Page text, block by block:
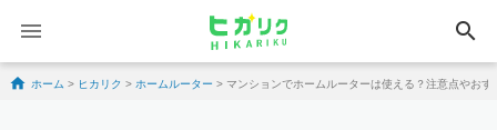
search
Skip to content
ホーム > ヒカリク > ホームルーター > マンションでホームルーターは使える？注意点やお